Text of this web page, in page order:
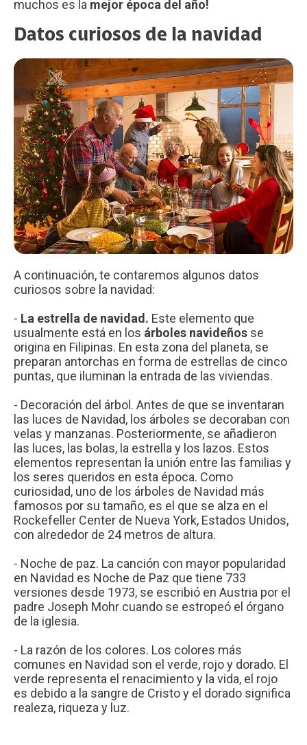
muchos es la mejor época del año!
Datos curiosos de la navidad
A continuación, te contaremos algunos datos
curiosos sobre la navidad:
- La estrella de navidad. Este elemento que
usualmente está en los árboles navideños se
origina en Filipinas. En esta zona del planeta, se
preparan antorchas en forma de estrellas de cinco
puntas, que iluminan la entrada de las viviendas.
- Decoración del árbol. Antes de que se inventaran
las luces de Navidad, los árboles se decoraban con
velas y manzanas. Posteriormente, se añadieron
las luces, las bolas, la estrella y los lazos. Estos
elementos representan la unión entre las familias y
los seres queridos en esta época. Como
curiosidad, uno de los árboles de Navidad más
famosos por su tamaño, es el que se alza en el
Rockefeller Center de Nueva York, Estados Unidos,
con alrededor de 24 metros de altura.
- Noche de paz. La canción con mayor popularidad
en Navidad es Noche de Paz que tiene 733
versiones desde 1973, se escribió en Austria por el
padre Joseph Mohr cuando se estropeó el órgano
de la iglesia.
- La razón de los colores. Los colores más
comunes en Navidad son el verde, rojo y dorado. El
verde representa el renacimiento y la vida, el rojo
es debido a la sangre de Cristo y el dorado significa
realeza, riqueza y luz.